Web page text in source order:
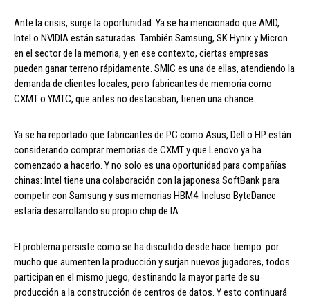
Ante la crisis, surge la oportunidad. Ya se ha mencionado que AMD,
Intel o NVIDIA están saturadas. También Samsung, SK Hynix y Micron
en el sector de la memoria, y en ese contexto, ciertas empresas
pueden ganar terreno rápidamente. SMIC es una de ellas, atendiendo la
demanda de clientes locales, pero fabricantes de memoria como
CXMT o YMTC, que antes no destacaban, tienen una chance.
Ya se ha reportado que fabricantes de PC como Asus, Dell o HP están
considerando comprar memorias de CXMT y que Lenovo ya ha
comenzado a hacerlo. Y no solo es una oportunidad para compañías
chinas: Intel tiene una colaboración con la japonesa SoftBank para
competir con Samsung y sus memorias HBM4. Incluso ByteDance
estaría desarrollando su propio chip de IA.
El problema persiste como se ha discutido desde hace tiempo: por
mucho que aumenten la producción y surjan nuevos jugadores, todos
participan en el mismo juego, destinando la mayor parte de su
producción a la construcción de centros de datos. Y esto continuará